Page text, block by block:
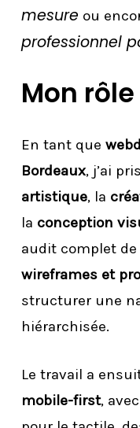
mesure ou
professionnel
Mon
En tant que
Bordeaux, j’ai
artistique, la
la conception
audit complet de
wireframes et
structurer une
hiérarchisée.
Le travail a
mobile-first,